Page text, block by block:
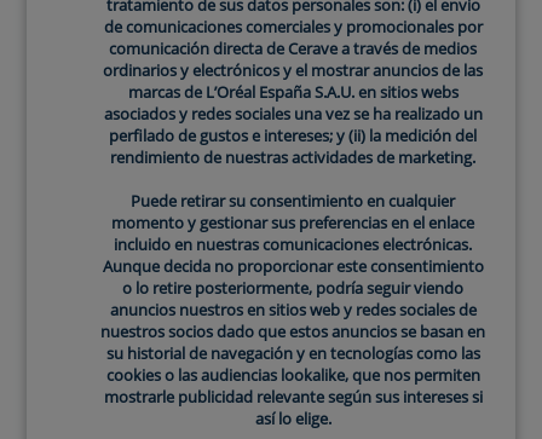
limpieza.
¿Qué pasa si el pH de la piel está
alterado?
Cuando elpH de la piel se desequilibra, pueden
surgir varios problemas. Un pH elevado puede
provocar sequedad, irritación y mayor susceptibilidad
a infecciones, mientras que un pH demasiado ácido
puede causar inflamación y enrojecimiento. Además, la
pierde su capacidad para retener la humedad
lo que puede llevar a una sensación de tirantez y
malestar.
Diferentes niveles de pH según
la zona del cuerpo
de comunicaciones comerciales y promocionales por
comunicación directa de Cerave a través de medios
ordinarios y electrónicos y el mostrar anuncios de las
marcas de L’Oréal España S.A.U. en sitios webs
asociados y redes sociales una vez se ha realizado un
perfilado de gustos e intereses; y (ii) la medición del
rendimiento de nuestras actividades de marketing.
Puede retirar su consentimiento en cualquier
momento y gestionar sus preferencias en el enlace
incluido en nuestras comunicaciones electrónicas.
Aunque decida no proporcionar este consentimiento
o lo retire posteriormente, podría seguir viendo
anuncios nuestros en sitios web y redes sociales de
nuestros socios dado que estos anuncios se basan en
su historial de navegación y en tecnologías como las
cookies o las audiencias lookalike, que nos permiten
mostrarle publicidad relevante según sus intereses si
así lo elige.